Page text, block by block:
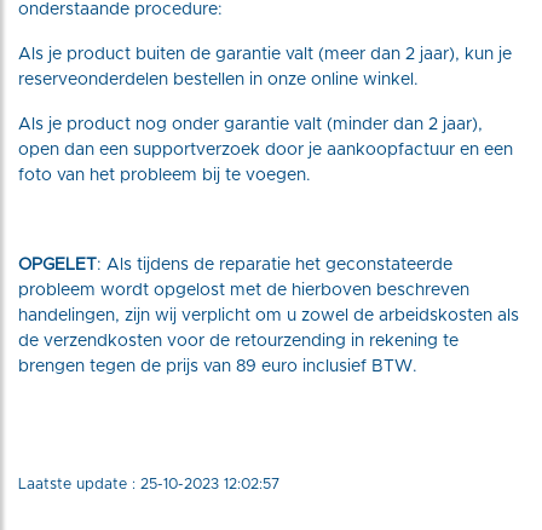
onderstaande procedure:
Als je product buiten de garantie valt (meer dan 2 jaar), kun je
reserveonderdelen bestellen in onze online winkel.
Als je product nog onder garantie valt (minder dan 2 jaar),
open dan een supportverzoek door je aankoopfactuur en een
foto van het probleem bij te voegen.
OPGELET : Als tijdens de reparatie het geconstateerde
probleem wordt opgelost met de hierboven beschreven
handelingen, zijn wij verplicht om u zowel de arbeidskosten als
de verzendkosten voor de retourzending in rekening te
brengen tegen de prijs van 89 euro inclusief BTW.
Laatste update : 25-10-2023 12:02:57